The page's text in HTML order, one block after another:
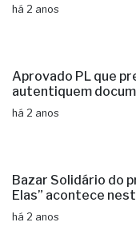
há 2 anos
Aprovado PL que
autentiquem
há 2 anos
Bazar Solidário do
Elas” acontece
há 2 anos